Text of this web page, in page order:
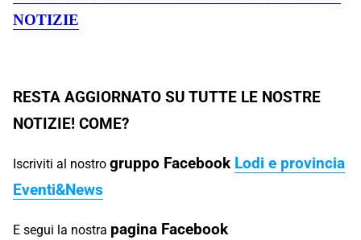
NOTIZIE
RESTA AGGIORNATO SU TUTTE LE NOSTRE
NOTIZIE! COME?
Iscriviti al nostro gruppo Facebook Lodi e provincia
Eventi&News
E segui la nostra pagina Facebook